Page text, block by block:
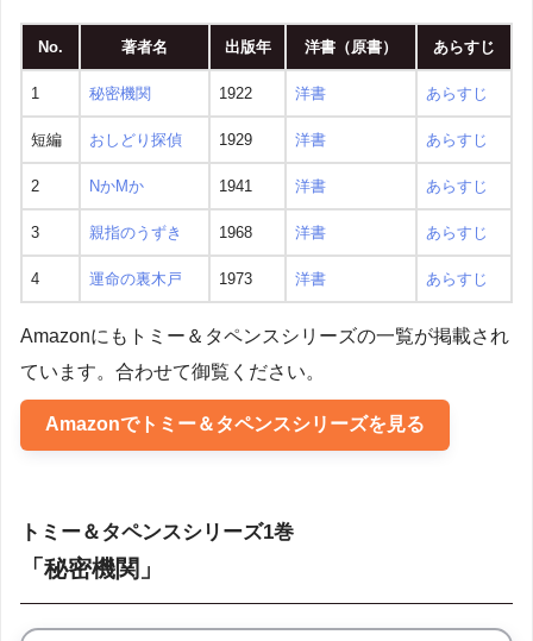
No. 著者名 出版年 洋書（原書） あらすじ
1 秘密機関 1922 洋書 あらすじ
短編 おしどり探偵 1929 洋書 あらすじ
2 NかMか 1941 洋書 あらすじ
3 親指のうずき 1968 洋書 あらすじ
4 運命の裏木戸 1973 洋書 あらすじ
Amazonにもトミー＆タペンスシリーズの一覧が掲載され
ています。合わせて御覧ください。
Amazonでトミー＆タペンスシリーズを見る
トミー＆タペンスシリーズ1巻
「秘密機関」